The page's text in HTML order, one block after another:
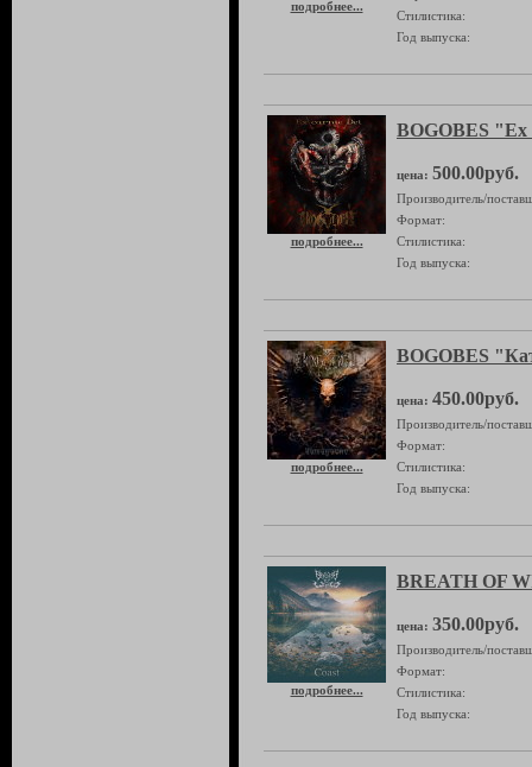
подробнее...
Стилистика:
Год выпуска:
подробнее...
BOGOBES
цена: 500.00руб.
Производитель/
Формат:
Стилистика:
Год выпуска:
подробнее...
BOGOBES
цена: 450.00руб.
Производитель/
Формат:
Стилистика:
Год выпуска:
подробнее...
BREATH OF
цена: 350.00руб.
Производитель/
Формат:
Стилистика:
Год выпуска: